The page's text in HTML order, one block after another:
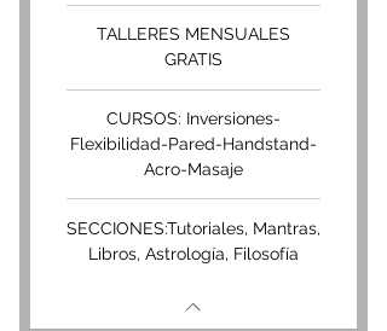
TALLERES MENSUALES
GRATIS
CURSOS: Inversiones-
Flexibilidad-Pared-Handstand-
Acro-Masaje
SECCIONES:Tutoriales, Mantras,
Libros, Astrología, Filosofía